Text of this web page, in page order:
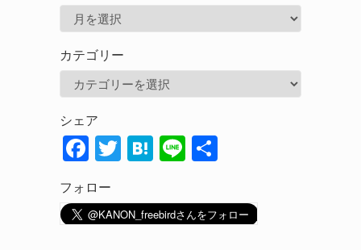
カ
カテゴリー
ゴ
リ
シェア
F
e
b
T
itt
er
H
e
n
Li
e
フォロー